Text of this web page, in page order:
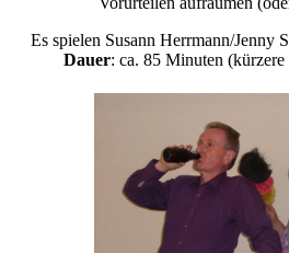
Es spielen Susann Herrmann/Jenny
Dauer: ca. 85 Minuten (kürzere